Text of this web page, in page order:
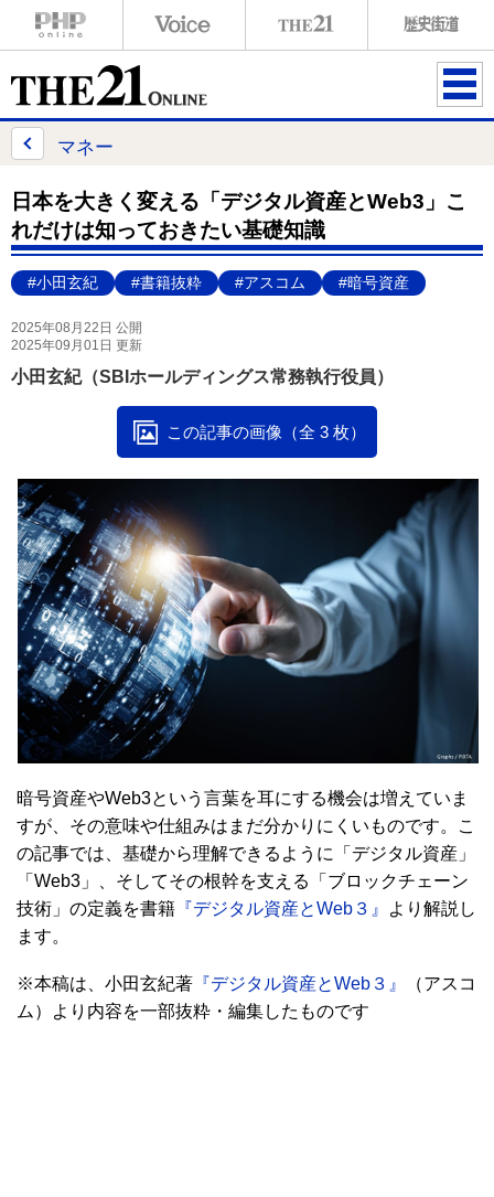
ME
マネー
日本を大きく変える「デジタル資産とWeb3」こ
れだけは知っておきたい基礎知識
#小田玄紀 #書籍抜粋 #アスコム #暗号資産
2025年08月22日 公開
2025年09月01日 更新
小田玄紀（SBIホールディングス常務執行役員）
この記事の画像（全 3 枚）
暗号資産やWeb3という言葉を耳にする機会は増えていま
すが、その意味や仕組みはまだ分かりにくいものです。こ
の記事では、基礎から理解できるように「デジタル資産」
「Web3」、そしてその根幹を支える「ブロックチェーン
技術」の定義を書籍 『デジタル資産とWeb３』
より解説し
ます。
※本稿は、小田玄紀著 『デジタル資産とWeb３』
（アスコ
ム）より内容を一部抜粋・編集したものです